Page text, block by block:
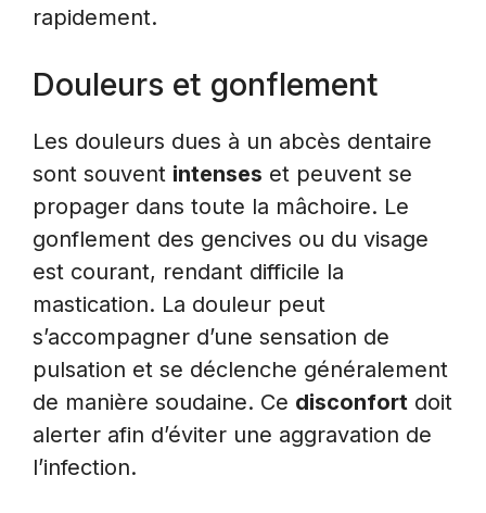
rapidement.
Douleurs et gonflement
Les douleurs dues à un abcès dentaire
sont souvent intenses et peuvent se
propager dans toute la mâchoire. Le
gonflement des gencives ou du visage
est courant, rendant difficile la
mastication. La douleur peut
s’accompagner d’une sensation de
pulsation et se déclenche généralement
de manière soudaine. Ce disconfort doit
alerter afin d’éviter une aggravation de
l’infection.